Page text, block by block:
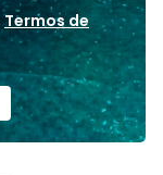
Termos de